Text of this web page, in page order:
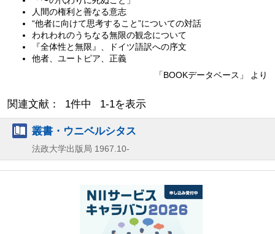
人間の権利と善なる意志
“他者に向けて思考すること”についての対話
われわれのうちなる無限の観念について
『全体性と無限』、ドイツ語訳への序文
他者、ユートピア、正義
「BOOKデータベース」 より
関連文献： 1件中 1-1を表示
叢書・ウニベルシタス
法政大学出版局 1967.10-